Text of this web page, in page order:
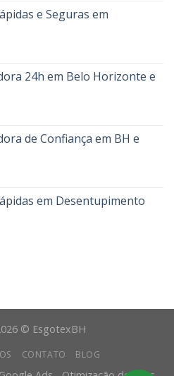
e Seguras em
24h em Belo Horizonte e
de Confiança em BH e
em Desentupimento
© EsgotexBH
CONTATO BLOG